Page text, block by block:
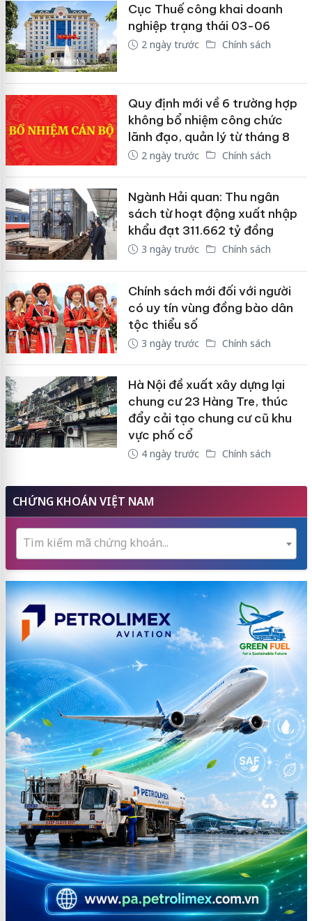
Cục Thuế công khai doanh
nghiệp trạng thái 03-06
2 ngày trước Chính sách
Quy định mới về 6 trường hợp
không bổ nhiệm công chức
lãnh đạo, quản lý từ tháng 8
2 ngày trước Chính sách
Ngành Hải quan: Thu ngân
sách từ hoạt động xuất nhập
khẩu đạt 311.662 tỷ đồng
3 ngày trước Chính sách
Chính sách mới đối với người
có uy tín vùng đồng bào dân
tộc thiểu số
3 ngày trước Chính sách
Hà Nội đề xuất xây dựng lại
chung cư 23 Hàng Tre, thúc
đẩy cải tạo chung cư cũ khu
vực phố cổ
4 ngày trước Chính sách
CHỨNG KHOÁN VIỆT NAM
Tìm kiếm mã chứng khoán...